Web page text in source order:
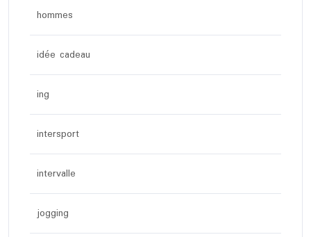
hommes
idée cadeau
ing
intersport
intervalle
jogging